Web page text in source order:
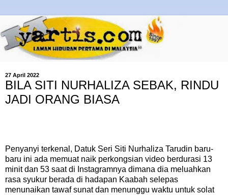
27 April 2022
BILA SITI NURHALIZA SEBAK, RINDU
JADI ORANG BIASA
Penyanyi terkenal, Datuk Seri Siti Nurhaliza Tarudin baru-
baru ini ada memuat naik perkongsian video berdurasi 13
minit dan 53 saat di Instagramnya dimana dia meluahkan
rasa syukur berada di hadapan Kaabah selepas
menunaikan tawaf sunat dan menunggu waktu untuk solat